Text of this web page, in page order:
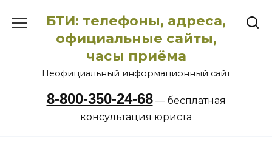
содержанию
БТИ: телефоны, адреса,
официальные сайты,
часы приёма
Неофициальный информационный сайт
8-800-350-24-68— бесплатная
консультация юриста